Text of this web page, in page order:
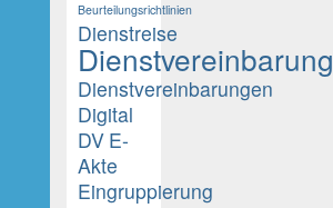
Beurteilungsrichtlinien
Dienstreise
Dienstvereinbarung
Dienstvereinbarungen
Digital
DV E-
Akte
Eingruppierung